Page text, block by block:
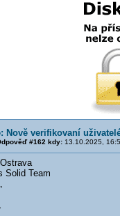
Nově verifikovaní
#162 kdy:13.10.2025,
Solid Team